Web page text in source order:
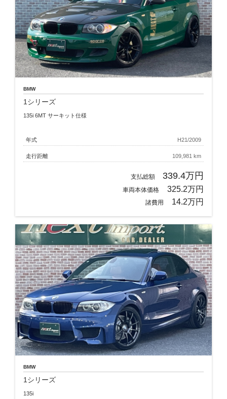
BMW
1シリーズ
135i 6MT サーキット仕様
年式 H21/2009
走行距離 109,981 km
支払総額 339.4万円
車両本体価格 325.2万円
諸費用 14.2万円
BMW
1シリーズ
135i